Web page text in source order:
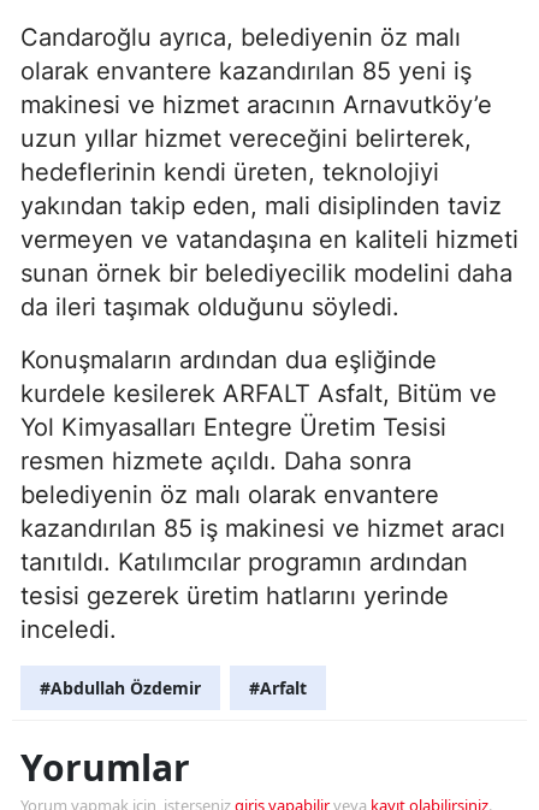
Candaroğlu ayrıca, belediyenin öz malı
olarak envantere kazandırılan 85 yeni iş
makinesi ve hizmet aracının Arnavutköy’e
uzun yıllar hizmet vereceğini belirterek,
hedeflerinin kendi üreten, teknolojiyi
yakından takip eden, mali disiplinden taviz
vermeyen ve vatandaşına en kaliteli hizmeti
sunan örnek bir belediyecilik modelini daha
da ileri taşımak olduğunu söyledi.
Konuşmaların ardından dua eşliğinde
kurdele kesilerek ARFALT Asfalt, Bitüm ve
Yol Kimyasalları Entegre Üretim Tesisi
resmen hizmete açıldı. Daha sonra
belediyenin öz malı olarak envantere
kazandırılan 85 iş makinesi ve hizmet aracı
tanıtıldı. Katılımcılar programın ardından
tesisi gezerek üretim hatlarını yerinde
inceledi.
#Abdullah Özdemir #Arfalt
Yorumlar
Yorum yapmak için, istersenizgiriş yapabilirveya kayıt olabilirsiniz.